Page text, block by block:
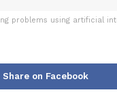
problems using artificial
Share on Facebook